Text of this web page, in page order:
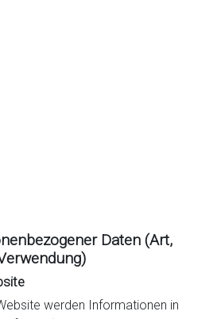
Daten (Art,
werden Informationen in